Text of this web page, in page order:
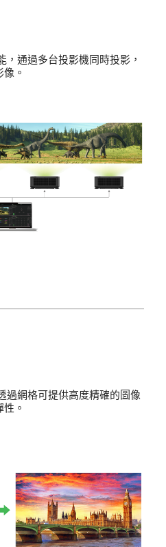
通過多台投影機同時投影，
。
過網格可提供高度精確的圖像
。